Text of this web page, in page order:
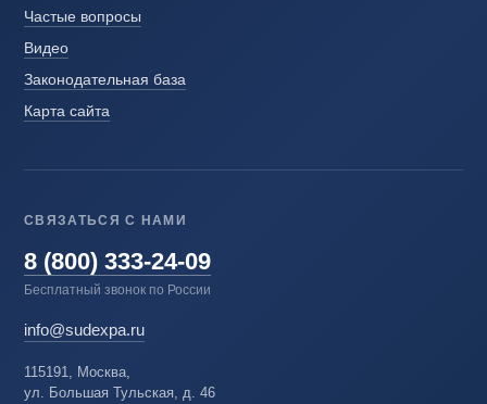
Частые вопросы
Видео
Законодательная база
Карта сайта
СВЯЗАТЬСЯ С НАМИ
8 (800) 333-24-09
Бесплатный звонок по России
info@sudexpa.ru
115191, Москва,
ул. Большая Тульская, д. 46